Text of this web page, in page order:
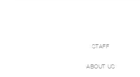
STAFF
ABOUT US